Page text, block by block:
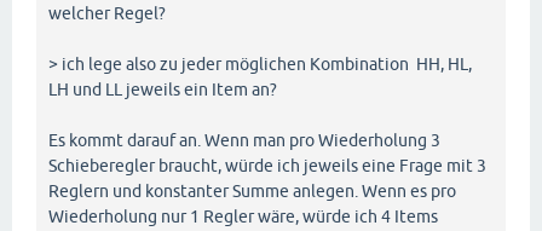
welcher Regel?
> ich lege also zu jeder möglichen Kombination HH, HL,
LH und LL jeweils ein Item an?
Es kommt darauf an. Wenn man pro Wiederholung 3
Schieberegler braucht, würde ich jeweils eine Frage mit 3
Reglern und konstanter Summe anlegen. Wenn es pro
Wiederholung nur 1 Regler wäre, würde ich 4 Items